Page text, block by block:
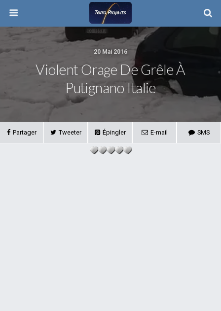
20 Mai 2016
Violent Orage De Grêle À
Putignano Italie
Partager Tweeter Épingler E-mail SMS